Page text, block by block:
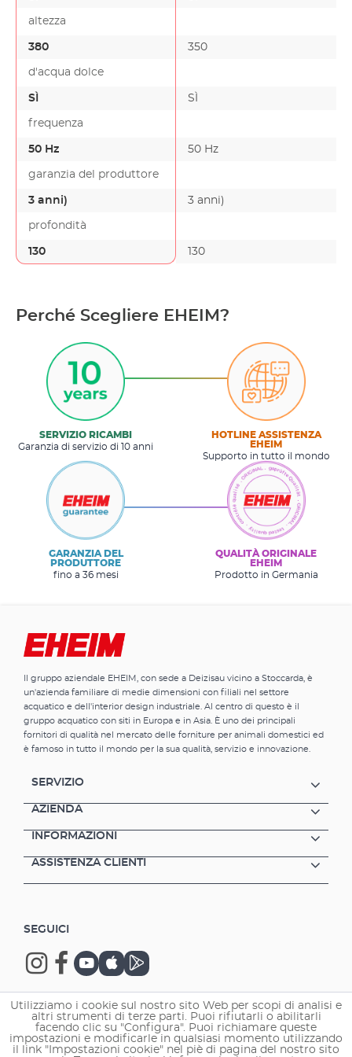
altezza
380 350
d'acqua dolce
SÌ SÌ
frequenza
50 Hz 50 Hz
garanzia del produttore
3 anni) 3 anni)
profondità
130 130
Perché Scegliere EHEIM?
SERVIZIO RICAMBI
Garanzia di servizio di 10 anni
HOTLINE ASSISTENZA
EHEIM
Supporto in tutto il mondo
GARANZIA DEL
PRODUTTORE
fino a 36 mesi
QUALITÀ ORIGINALE
EHEIM
Prodotto in Germania
Il gruppo aziendale EHEIM, con sede a Deizisau vicino a Stoccarda, è
un'azienda familiare di medie dimensioni con filiali nel settore
acquatico e dell'interior design industriale. Al centro di questo è il
gruppo acquatico con siti in Europa e in Asia. È uno dei principali
fornitori di qualità nel mercato delle forniture per animali domestici ed
è famoso in tutto il mondo per la sua qualità, servizio e innovazione.
SERVIZIO
AZIENDA
INFORMAZIONI
ASSISTENZA CLIENTI
SEGUICI
Copyright © 2026 EHEIM GmbH & Co. KG.
Utilizziamo i cookie sul nostro sito Web per scopi di analisi e
altri strumenti di terze parti. Puoi rifiutarli o abilitarli
facendo clic su "Configura". Puoi richiamare queste
impostazioni e modificarle in qualsiasi momento utilizzando
il link "Impostazioni cookie" nel piè di pagina del nostro sito